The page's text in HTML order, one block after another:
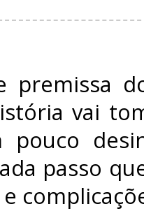
premissa
vai
passo